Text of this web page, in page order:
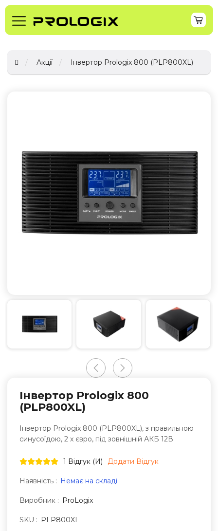
Акції Інвертор Prologix 800 (PLP800XL)
Інвертор Prologix 800
(PLP800XL)
Інвертор Prologix 800 (PLP800XL), з правильною
синусоїдою, 2 x євро, під зовнішній АКБ 12В
1 Відгук (и) Додати Відгук
Наявність : Немає на складі
Виробник : ProLogix
SKU : PLP800XL